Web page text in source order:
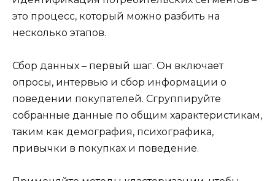
это процесс, который можно разбить на
несколько этапов.
Сбор данных – первый шаг. Он включает
опросы, интервью и сбор информации о
поведении покупателей. Сгруппируйте
собранные данные по общим характеристикам,
таким как демография, психографика,
привычки в покупках и поведение.